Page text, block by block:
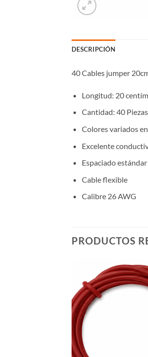
DESCRIPCIÓN
40 Cables jumper
Longitud: 20
Cantidad: 40
Colores variados
Excelente
Espaciado
Cable flexible
Calibre 26 AWG
PRODUCTOS